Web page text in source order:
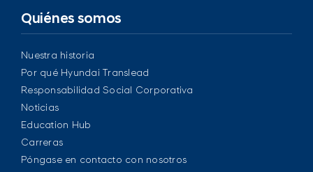
Quiénes somos
Nuestra historia
Por qué Hyundai Translead
Responsabilidad Social Corporativa
Noticias
Education Hub
Carreras
Póngase en contacto con nosotros